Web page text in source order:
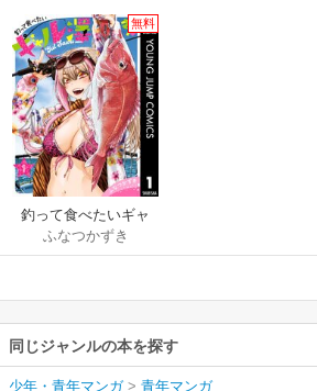
無料
釣って食べたいギャ
ル澤さん
ふなつかずき
同じジャンルの本を探す
少年・青年マンガ> 青年マンガ